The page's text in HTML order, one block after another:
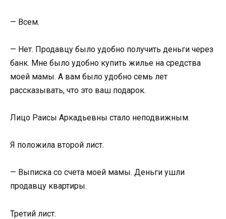
— Всем.
— Нет. Продавцу было удобно получить деньги через
банк. Мне было удобно купить жилье на средства
моей мамы. А вам было удобно семь лет
рассказывать, что это ваш подарок.
Лицо Раисы Аркадьевны стало неподвижным.
Я положила второй лист.
— Выписка со счета моей мамы. Деньги ушли
продавцу квартиры.
Третий лист.